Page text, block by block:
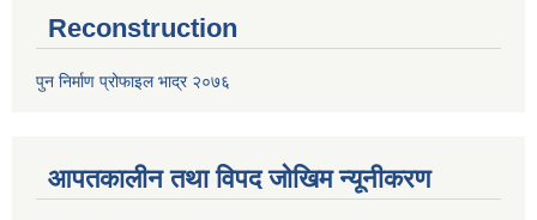
Reconstruction
पुन निर्माण प्रोफाइल भाद्र २०७६
आपतकालीन तथा विपद जोखिम न्यूनीकरण